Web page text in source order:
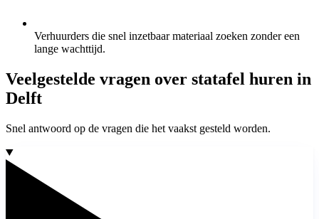
Verhuurders die snel inzetbaar materiaal zoeken zonder een
lange wachttijd.
Veelgestelde vragen over statafel huren in
Delft
Snel antwoord op de vragen die het vaakst gesteld worden.